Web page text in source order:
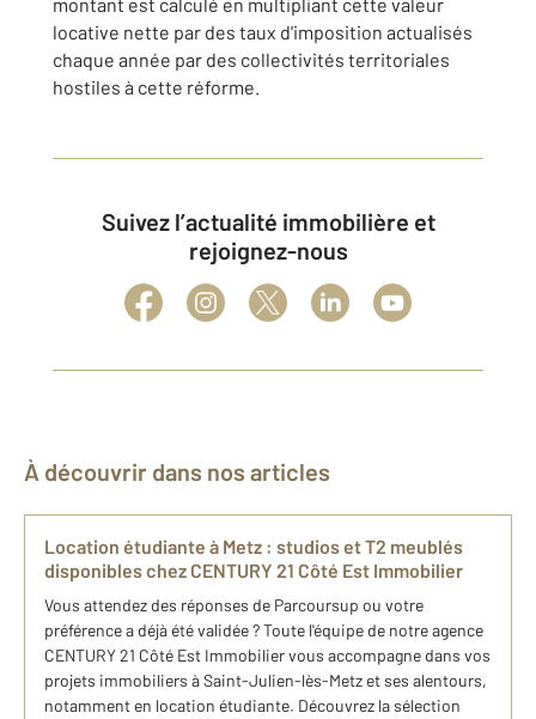
locative nette par des taux d'imposition actualisés
chaque année par des collectivités territoriales
hostiles à cette réforme.
Suivez l’actualité immobilière et
rejoignez-nous
À découvrir dans nos articles
Location étudiante à Metz : studios et T2 meublés
disponibles chez CENTURY 21 Côté Est Immobilier
Vous attendez des réponses de Parcoursup ou votre
préférence a déjà été validée ? Toute l'équipe de notre agence
CENTURY 21 Côté Est Immobilier vous accompagne dans vos
projets immobiliers à Saint-Julien-lès-Metz et ses alentours,
notamment en location étudiante. Découvrez la sélection